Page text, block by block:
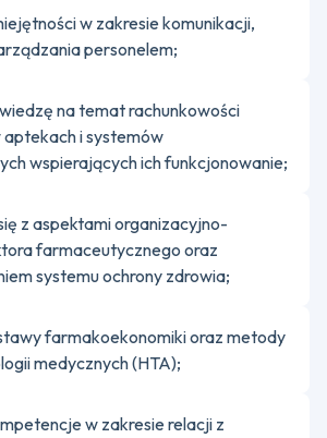
w zakresie komunikacji,
personelem;
na temat rachunkowości
i systemów
wspierających ich funkcjonowanie;
z aspektami organizacyjno-
farmaceutycznego oraz
systemu ochrony zdrowia;
farmakoekonomiki oraz metody
medycznych (HTA);
w zakresie relacji z